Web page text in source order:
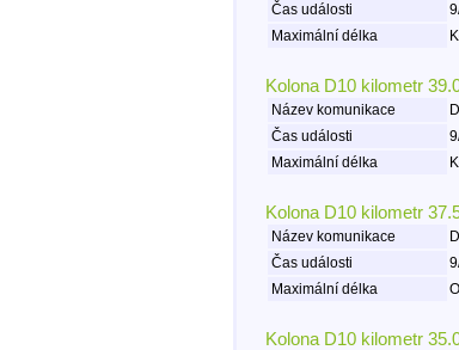
Čas události
Maximální délka
Kolona D10 kilometr
Název komunikace
Čas události
Maximální délka
Kolona D10 kilometr
Název komunikace
Čas události
Maximální délka
Kolona D10 kilometr